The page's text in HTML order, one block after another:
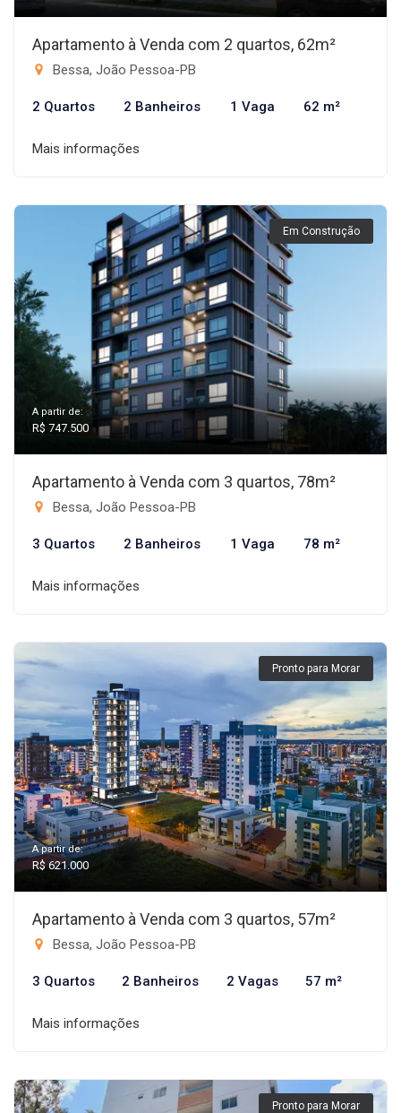
Apartamento à Venda com 2 quartos, 62m²
Bessa, João Pessoa-PB
2 Quartos 2 Banheiros 1 Vaga 62 m²
Mais informações
Em Construção
A partir de:
R$ 747.500
Apartamento à Venda com 3 quartos, 78m²
Bessa, João Pessoa-PB
3 Quartos 2 Banheiros 1 Vaga 78 m²
Mais informações
Pronto para Morar
A partir de:
R$ 621.000
Apartamento à Venda com 3 quartos, 57m²
Bessa, João Pessoa-PB
3 Quartos 2 Banheiros 2 Vagas 57 m²
Mais informações
Pronto para Morar